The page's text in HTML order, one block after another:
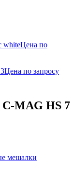
whiteЦена по
Цена по запросу
MAG HS 7
мешалки